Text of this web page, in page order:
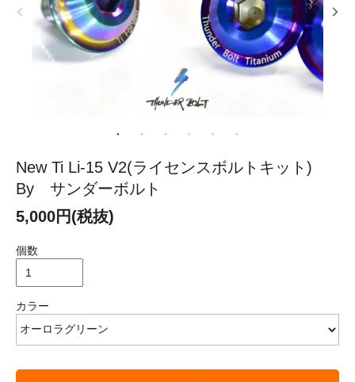
New Ti Li-15 V2(ライセンスボルトキット)
By サンダーボルト
5,000円(税抜)
個数
カラー